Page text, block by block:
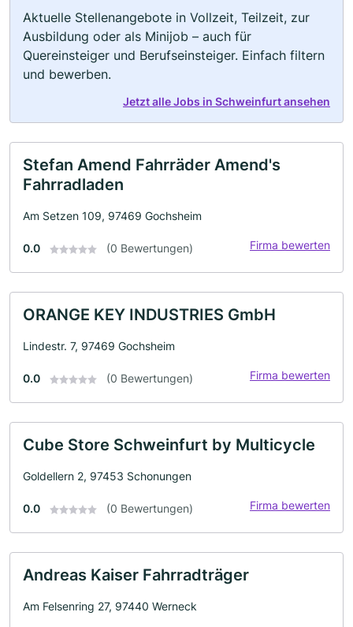
Aktuelle Stellenangebote in Vollzeit, Teilzeit, zur
Ausbildung oder als Minijob – auch für
Quereinsteiger und Berufseinsteiger. Einfach filtern
und bewerben.
Jetzt alle Jobs in Schweinfurt ansehen
Stefan Amend Fahrräder Amend's
Fahrradladen
Am Setzen 109, 97469 Gochsheim
0.0 (0 Bewertungen) Firma bewerten
ORANGE KEY INDUSTRIES GmbH
Lindestr. 7, 97469 Gochsheim
0.0 (0 Bewertungen) Firma bewerten
Cube Store Schweinfurt by Multicycle
Goldellern 2, 97453 Schonungen
0.0 (0 Bewertungen) Firma bewerten
Andreas Kaiser Fahrradträger
Am Felsenring 27, 97440 Werneck